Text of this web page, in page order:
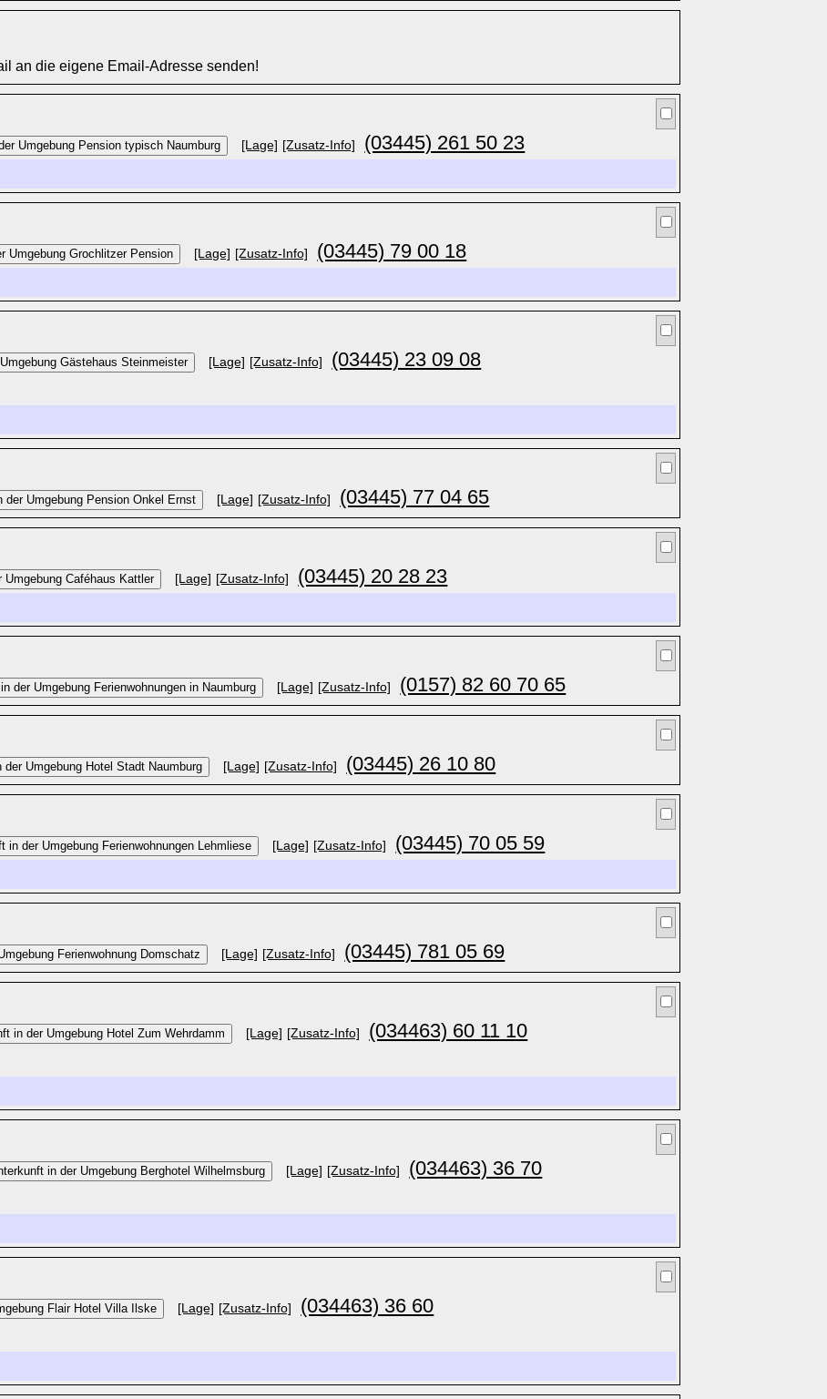
an die eigene Email-Adresse senden!
[Lage] [Zusatz-Info] (03445) 261 50 23
[Lage] [Zusatz-Info] (03445) 79 00 18
[Lage] [Zusatz-Info] (03445) 23 09 08
[Lage] [Zusatz-Info] (03445) 77 04 65
[Lage] [Zusatz-Info] (03445) 20 28 23
[Lage] [Zusatz-Info] (0157) 82 60 70 65
[Lage] [Zusatz-Info] (03445) 26 10 80
[Lage] [Zusatz-Info] (03445) 70 05 59
[Lage] [Zusatz-Info] (03445) 781 05 69
[Lage] [Zusatz-Info] (034463) 60 11 10
[Lage] [Zusatz-Info] (034463) 36 70
[Lage] [Zusatz-Info] (034463) 36 60